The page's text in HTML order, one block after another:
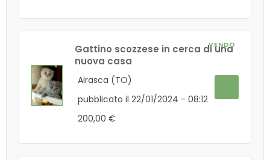
VENDO
Gattino scozzese in cerca di una
nuova casa
Airasca (TO)
pubblicato il 22/01/2024 - 08:12
200,00 €